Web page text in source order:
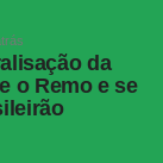
da
o Remo e se